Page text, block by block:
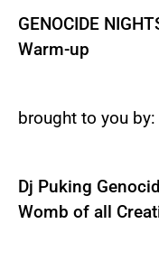
GENOCIDE
Warm-up
brought to you by:
Dj Puking
Womb of all